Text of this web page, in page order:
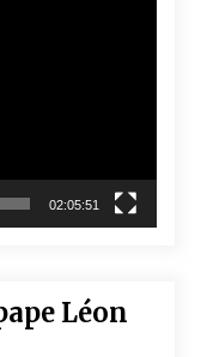
02:05:51
Léon